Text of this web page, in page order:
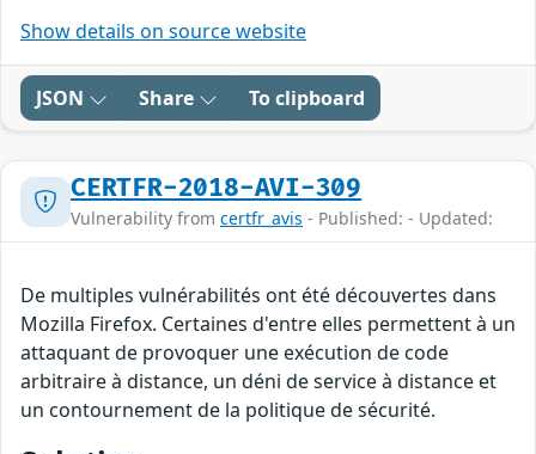
Show details on source website
JSON Share To clipboard
CERTFR-2018-AVI-309
Vulnerability from certfr_avis - Published: - Updated:
De multiples vulnérabilités ont été découvertes dans
Mozilla Firefox. Certaines d'entre elles permettent à un
attaquant de provoquer une exécution de code
arbitraire à distance, un déni de service à distance et
un contournement de la politique de sécurité.